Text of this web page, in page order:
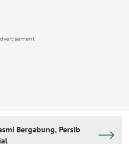
Bergabung, Persib